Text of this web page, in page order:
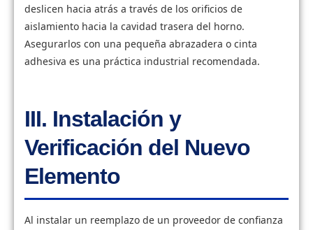
deslicen hacia atrás a través de los orificios de
aislamiento hacia la cavidad trasera del horno.
Asegurarlos con una pequeña abrazadera o cinta
adhesiva es una práctica industrial recomendada.
III. Instalación y
Verificación del Nuevo
Elemento
Al instalar un reemplazo de un proveedor de confianza